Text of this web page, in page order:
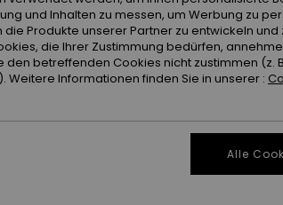
und Inhalten zu messen, um Werbung zu
Produkte unserer Partner zu entwickeln und
die Ihrer Zustimmung bedürfen,
betreffenden Cookies nicht zustimmen (z.
Informationen finden Sie in unserer :
Alle